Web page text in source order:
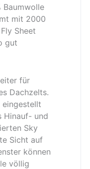
Baumwolle
mit 2000
Sheet
gut
für
Dachzelts.
eingestellt
Hinauf- und
Sky
Sicht auf
können
völlig